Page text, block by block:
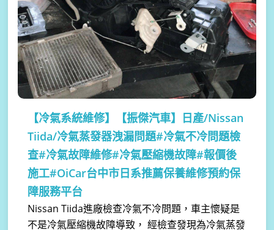
【冷氣系統維修】
【振傑汽車】日產/Nissan
Tiida/冷氣蒸發器洩漏問題#冷氣不冷問題檢
查#冷氣故障維修#冷氣壓縮機故障#報價後
施工#OiCar台中市日系推薦保養維修預約保
障服務平台
Nissan Tiida進廠檢查冷氣不冷問題，車主懷疑是
不是冷氣壓縮機故障導致， 經檢查發現為冷氣蒸發